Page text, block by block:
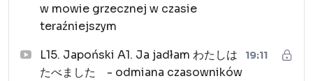
w mowie grzecznej w czasie
teraźniejszym
L15. Japoński A1. Ja jadłam わたしは
たべました - odmiana czasowników
19:11